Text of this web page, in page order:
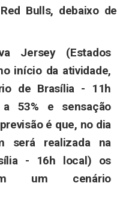
Bulls, debaixo de
Jersey (Estados
início da atividade,
de Brasília - 11h
53% e sensação
é que, no dia
será realizada na
- 16h local) os
um cenário